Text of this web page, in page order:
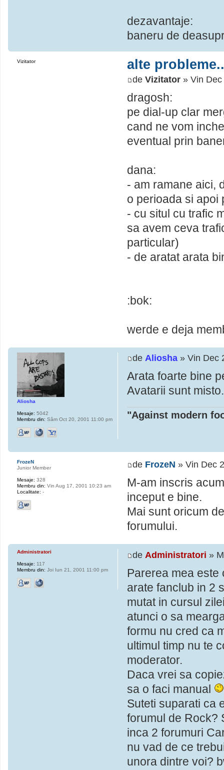
dezavantaje:
baneru de
alte
de Vizitator » Vin
dragosh:
pe dial-up clar
cand ne vom
eventual prin
dana:
- am ramane aici,
o perioada si apoi
- cu situl cu trafic
sa avem ceva
particular)
- de aratat arata
:bok:
werde e deja
Vizitator
de Aliosha » Vin Dec
Arata foarte bine
Avatarii sunt
"Against modern
Aliosha
Mesaje: 5042
Membru din: Sâm Oct 20, 2001 11:00 pm
de FrozeN » Vin Dec
M-am inscris
inceput e bine.
Mai sunt oricum
forumului.
FrozeN
Junior Member
Mesaje: 328
Membru din: Vin Aug 17, 2001 10:23 am
Localitate: -
de Administratori »
Parerea mea este
arate fanclub in 2
mutat in cursul
atunci o sa
formu nu cred ca
ultimul timp nu te
moderator.
Daca vrei sa
sa o faci manual
Suteti suparati ca
forumul de Rock?
inca 2 forumuri
nu vad de ce
unora dintre voi?
Administratori
Mesaje: 117
Membru din: Joi Iun 21, 2001 11:00 pm